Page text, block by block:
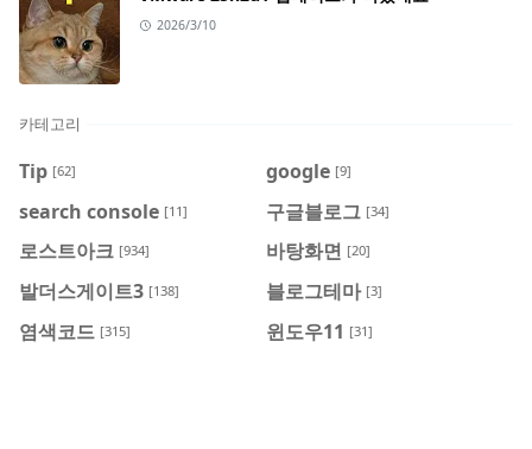
2026/3/10
카테고리
Tip [62] google [9]
search console [11] 구글블로그 [34]
로스트아크 [934] 바탕화면 [20]
발더스게이트3 [138] 블로그테마 [3]
염색코드 [315] 윈도우11 [31]